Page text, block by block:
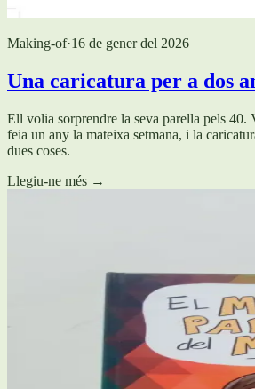
Making-of·16 de gener del 2026
Una caricatura per a dos
Ell volia sorprendre la seva parella pels
feia un any la mateixa setmana, i la
dues coses.
Llegiu-ne més →